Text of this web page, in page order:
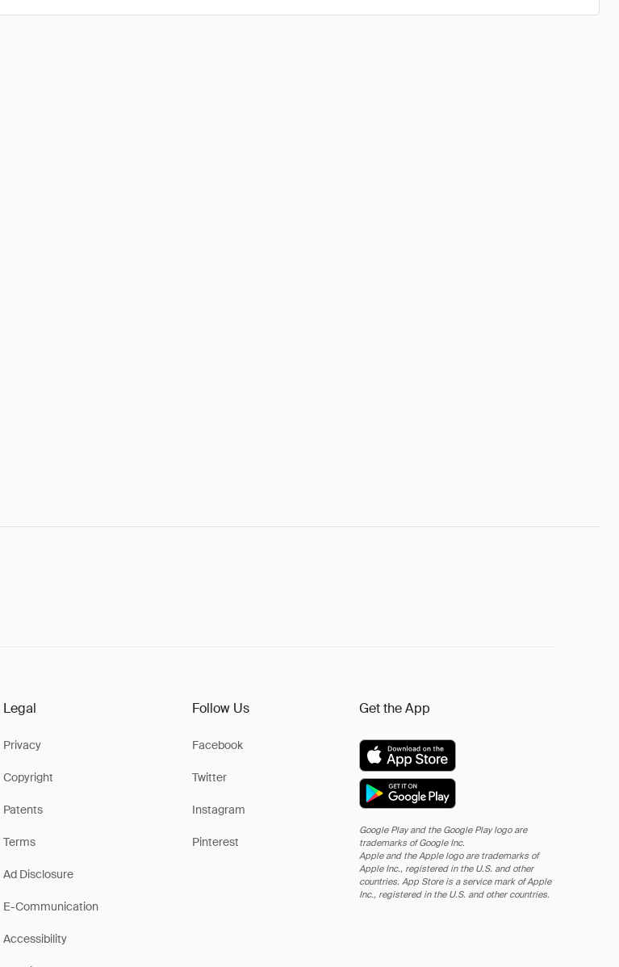
Legal
Privacy
Copyright
Patents
Terms
Ad Disclosure
E-Communication
Accessibility
Follow Us
Facebook
Twitter
Instagram
Pinterest
Get the App
Google Play and the Google Play logo are
trademarks of Google Inc.
Apple and the Apple logo are trademarks of
Apple Inc., registered in the U.S. and other
countries. App Store is a service mark of Apple
Inc., registered in the U.S. and other countries.